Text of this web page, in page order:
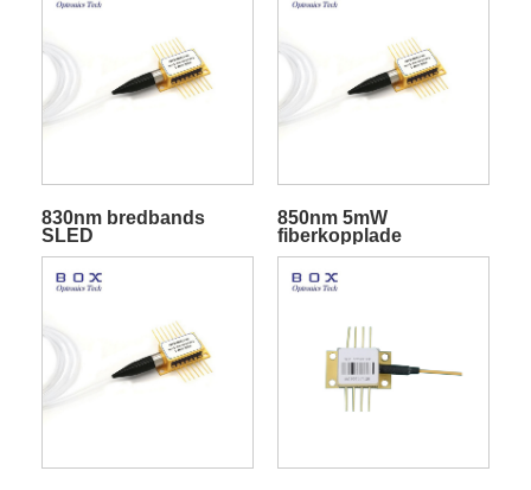
830nm bredbands
SLED
superluminescerande
dioder
850nm 5mW
fiberkopplade
superluminescerande
diod-SLD